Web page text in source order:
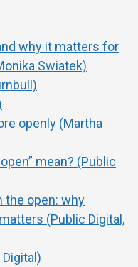
why it matters for
Swiatek)
openly (Martha
mean? (Public
the open: why
(Public Digital,